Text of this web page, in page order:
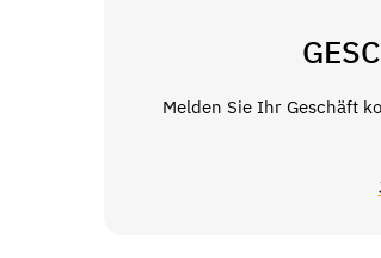
Melden Sie Ihr Geschäft